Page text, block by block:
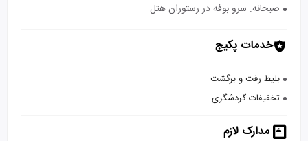
صبحانه: سرو بوفه در رستوران هتل
خدمات پکیج
بلیط رفت و برگشت
تخفیفات گردشگری
مدارک لازم